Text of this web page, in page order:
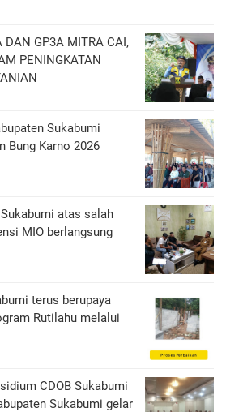
DAN GP3A MITRA CAI,
PENINGKATAN
Sukabumi
Bung Karno 2026
atas salah
MIO berlangsung
terus berupaya
Rutilahu melalui
CDOB Sukabumi
Sukabumi gelar